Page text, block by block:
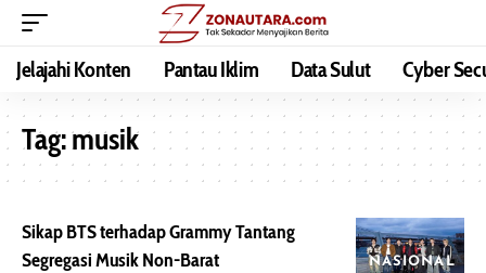
Jelajahi Konten Pantau Iklim Data Sulut Cyber
Tag:musik
NASIONAL
Sikap BTS terhadap Grammy Tantang
Segregasi Musik Non-Barat